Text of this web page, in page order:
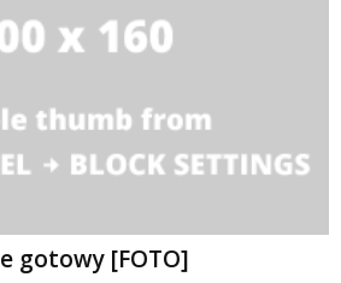
gotowy [FOTO]